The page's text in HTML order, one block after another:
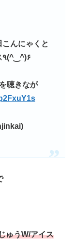
んにゃくと
頂き、〆に焼きまんじゅう＆アイス٩(^‿^)۶
聴きなが
ゅうW/アイス